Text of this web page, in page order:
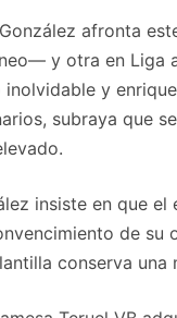
afronta
y otra en Liga
y
subraya que
insiste en que
de
conserva una